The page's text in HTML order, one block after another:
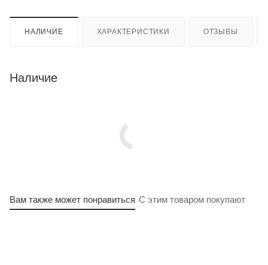
НАЛИЧИЕ ХАРАКТЕРИСТИКИ ОТЗЫВЫ
Наличие
Вам также может понравиться С этим товаром покупают